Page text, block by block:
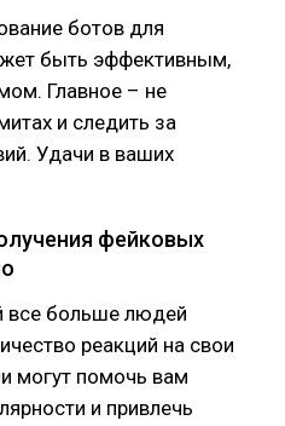
ботов для
быть эффективным,
Главное – не
и следить за
Удачи в ваших
фейковых
все больше людей
реакций на свои
могут помочь вам
и привлечь